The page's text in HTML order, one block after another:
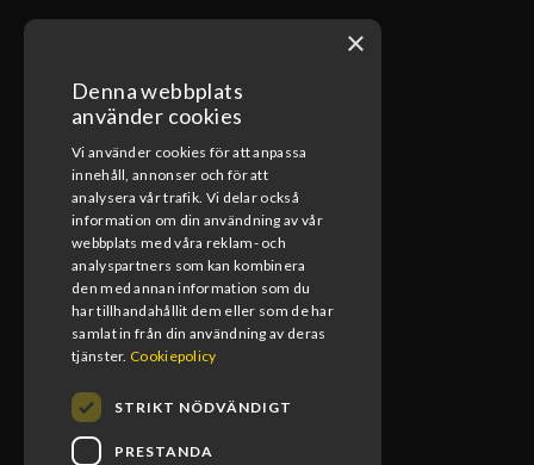
ÖPPETTIDER VERKSTAD
Måndag-Fredag
08:00-17:00
Lunchstängt
12:00-13:00
×
Denna webbplats
använder cookies
Vi använder cookies för att anpassa
innehåll, annonser och för att
analysera vår trafik. Vi delar också
information om din användning av vår
webbplats med våra reklam- och
analyspartners som kan kombinera
den med annan information som du
har tillhandahållit dem eller som de har
samlat in från din användning av deras
tjänster. Cookiepolicy
STRIKT NÖDVÄNDIGT
PRESTANDA